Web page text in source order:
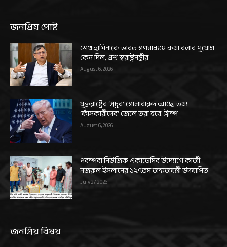
জনপ্রিয় পোষ্ট
শেখ হাসিনাকে ভারত গণমাধ্যমে কথা বলার সুযোগ
কেন দিল, প্রশ্ন স্বরাষ্ট্রমন্ত্রীর
August 6, 2026
যুক্তরাষ্ট্রের ‘প্রচুর’ গোলাবারুদ আছে, তথ্য
‘ফাঁসকারীদের’ জেলে ভরা হবে: ট্রাম্প
August 6, 2026
পরম্পরা মিউজিক একাডেমির উদ্যোগে কাজী
নজরুল ইসলামের ১২৭তম জন্মজয়ন্তী উদযাপিত
July 27, 2026
জনপ্রিয় বিষয়